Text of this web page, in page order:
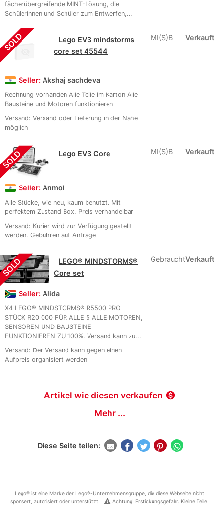
fächerübergreifende MINT-Lösung, die
Schülerinnen und Schüler zum Entwerfen,...
SOLD
Lego EV3 mindstorms
core set 45544
Seller: Akshaj sachdeva
Rechnung vorhanden Alle Teile im Karton Alle
Bausteine und Motoren funktionieren
Versand: Versand oder Lieferung in der Nähe
möglich
MI(S)B Verkauft
SOLD Lego EV3 Core
Seller: Anmol
Alle Stücke, wie neu, kaum benutzt. Mit
perfektem Zustand Box. Preis verhandelbar
Versand: Kurier wird zur Verfügung gestellt
werden. Gebühren auf Anfrage
MI(S)B Verkauft
SOLD
LEGO® MINDSTORMS®
Core set
Seller: Alida
X4 LEGO® MINDSTORMS® R5500 PRO
STÜCK R20 000 FÜR ALLE 5 ALLE MOTOREN,
SENSOREN UND BAUSTEINE
FUNKTIONIEREN ZU 100%. Versand kann zu...
Versand: Der Versand kann gegen einen
Aufpreis organisiert werden.
GebrauchtVerkauft
Artikel wie diesen verkaufen monetization_on
Mehr ...
Diese Seite teilen:
Lego® ist eine Marke der Lego®-Unternehmensgruppe, die diese Webseite nicht
sponsert, autorisiert oder unterstützt.
warning Achtung! Erstickungsgefahr. Kleine Teile.